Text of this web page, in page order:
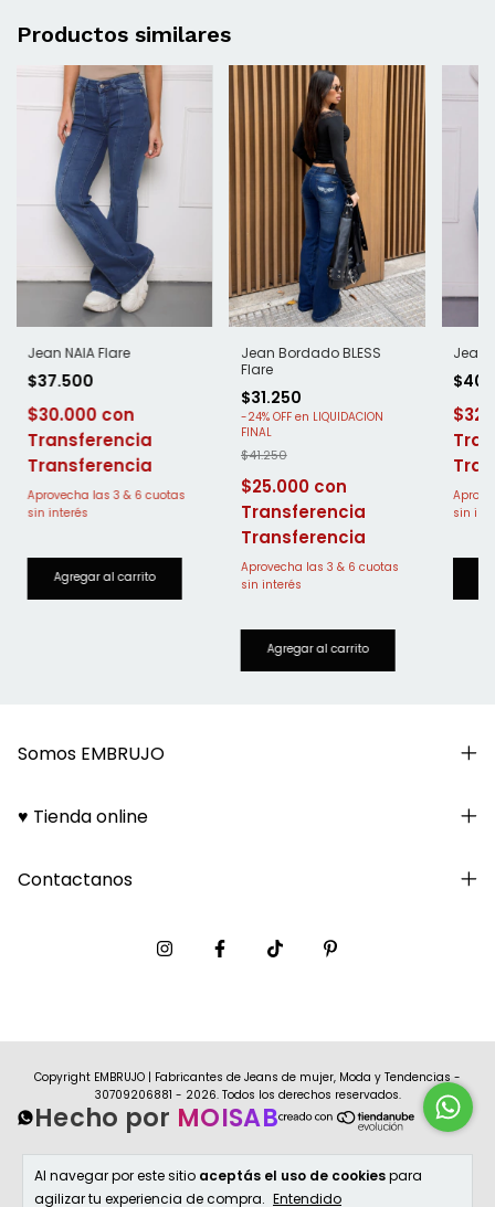
Al navegar por este sitio aceptás el uso de cookiespara
agilizar tu experiencia de compra. Entendido
Productos similares
Jean NAIA Flare
$37.500
$30.000
Transferencia
Jean Bordado BLESS
Flare
$31.250
-24% OFF
$41.250
$25.000
Transferencia
Jean
Somos EMBRUJO
♥ Tienda online
Contactanos
Copyright EMBRUJO | Fabricantes de Jeans de mujer, Moda y Tendencias -
30709206881 - 2026. Todos los derechos reservados.
Hecho por MOISAB